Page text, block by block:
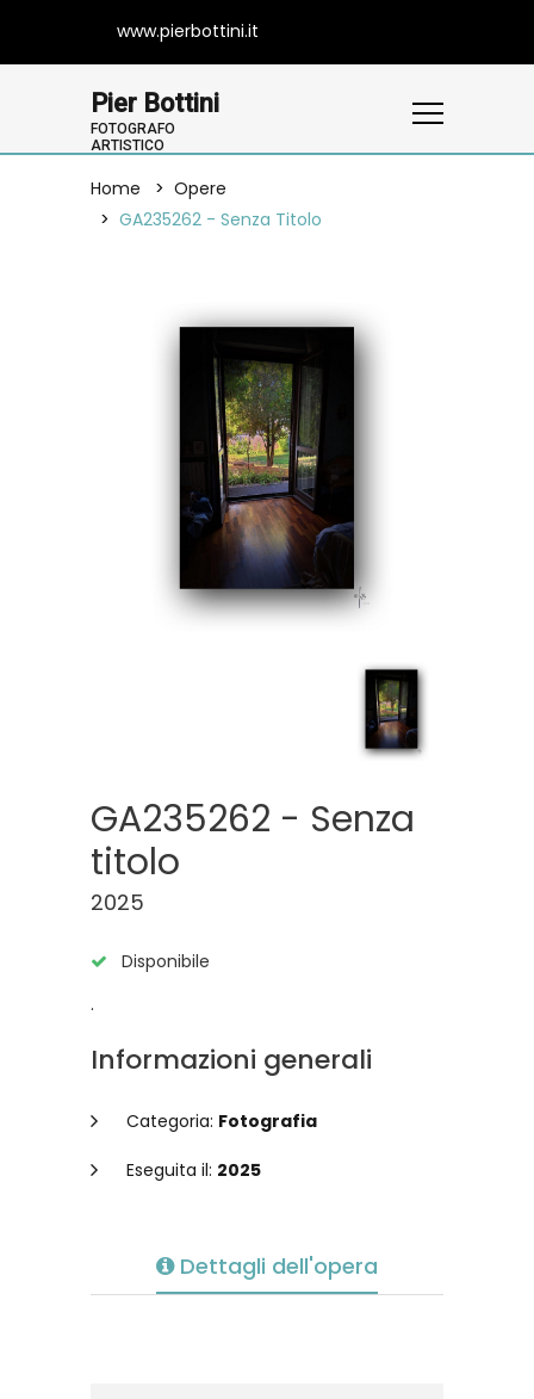
www.pierbottini.it
Pier Bottini
FOTOGRAFO
ARTISTICO
Home
Opere
GA235262 - Senza Titolo
GA235262 - Senza
titolo
2025
Disponibile
.
Informazioni generali
Categoria: Fotografia
Eseguita il: 2025
Dettagli dell'opera